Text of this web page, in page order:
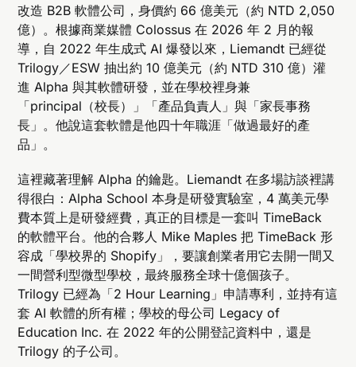
改造 B2B 軟體公司，身價約 66 億美元（約 NTD 2,050
億）。根據商業媒體 Colossus 在 2026 年 2 月的報
導，自 2022 年生成式 AI 爆發以來，Liemandt 已經從
Trilogy／ESW 抽出約 10 億美元（約 NTD 310 億）灌
進 Alpha 與其軟體研發，並在學校裡身兼
「principal（校長）」「產品負責人」與「家長事務
長」。他說這套軟體是他四十年職涯「做過最好的產
品」。
這裡藏著理解 Alpha 的鑰匙。Liemandt 在多場訪談裡講
得很白：Alpha School 本身是研發實驗室，4 萬美元學
費本質上是研發經費，真正的目標是一套叫 TimeBack
的軟體平台。他的合夥人 Mike Maples 把 TimeBack 形
容成「學校界的 Shopify」，要讓創業者用它去開一間又
一間營利型微型學校，最終服務全球十億個孩子。
Trilogy 已經為「2 Hour Learning」申請專利，並持有這
套 AI 軟體的所有權；學校的母公司 Legacy of
Education Inc. 在 2022 年的公開登記資料中，還是
Trilogy 的子公司。